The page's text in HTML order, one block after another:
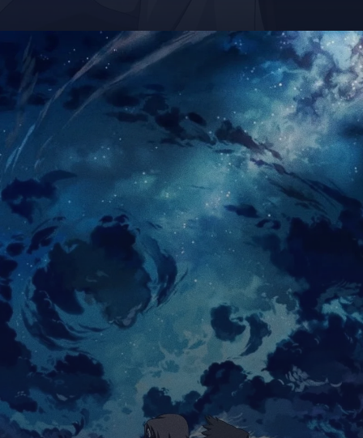
Đang mởhttps://giaydabonghana.com/anh-sasuke